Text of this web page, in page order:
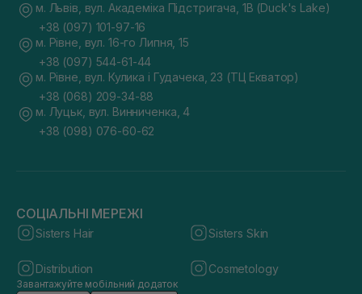
м. Львів, вул. Академіка Підстригача, 1В (Duck's Lake)
+38 (097) 101-97-16
м. Рівне, вул. 16-го Липня, 15
+38 (097) 544-61-44
м. Рівне, вул. Кулика і Гудачека, 23 (ТЦ Екватор)
+38 (068) 209-34-88
м. Луцьк, вул. Винниченка, 4
+38 (098) 076-60-62
СОЦІАЛЬНІ МЕРЕЖІ
Sisters Hair Sisters Skin
Distribution Cosmetology
Завантажуйте мобільний додаток